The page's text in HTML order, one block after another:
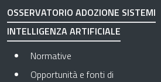
OSSERVATORIO ADOZIONE SISTEMI
INTELLIGENZA ARTIFICIALE
Normative
Opportunità e fonti di